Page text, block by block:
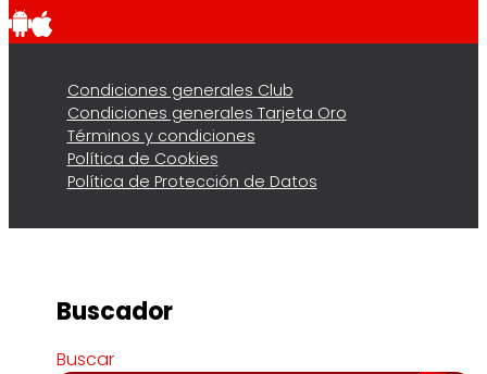
Condiciones generales Club
Condiciones generales Tarjeta Oro
Términos y condiciones
Política de Cookies
Política de Protección de Datos
Buscador
Buscar